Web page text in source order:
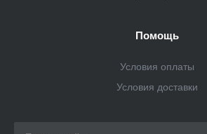
Помощь
Условия оплаты
Условия доставки